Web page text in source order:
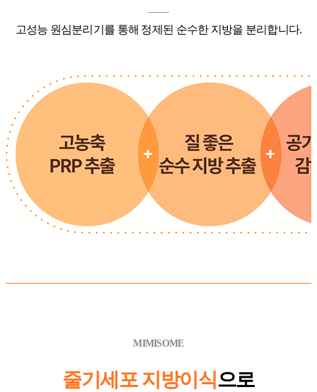
고성능 원심분리기를 통해 정제된 순수한 지방을 분리합니다.
MIMISOME
줄기세포 지방이식으로